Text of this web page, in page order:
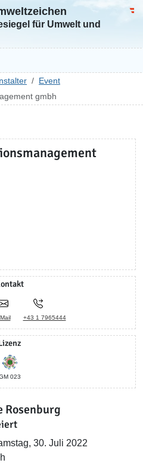
für Umwelt und
Event
gmbh
+43 1 7965444
023
Rosenburg
30. Juli 2022